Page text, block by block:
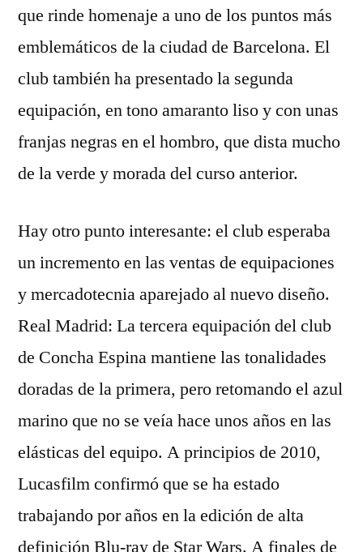
que rinde homenaje a uno de los puntos más
emblemáticos de la ciudad de Barcelona. El
club también ha presentado la segunda
equipación, en tono amaranto liso y con unas
franjas negras en el hombro, que dista mucho
de la verde y morada del curso anterior.
Hay otro punto interesante: el club esperaba
un incremento en las ventas de equipaciones
y mercadotecnia aparejado al nuevo diseño.
Real Madrid: La tercera equipación del club
de Concha Espina mantiene las tonalidades
doradas de la primera, pero retomando el azul
marino que no se veía hace unos años en las
elásticas del equipo. A principios de 2010,
Lucasfilm confirmó que se ha estado
trabajando por años en la edición de alta
definición Blu-ray de Star Wars. A finales de